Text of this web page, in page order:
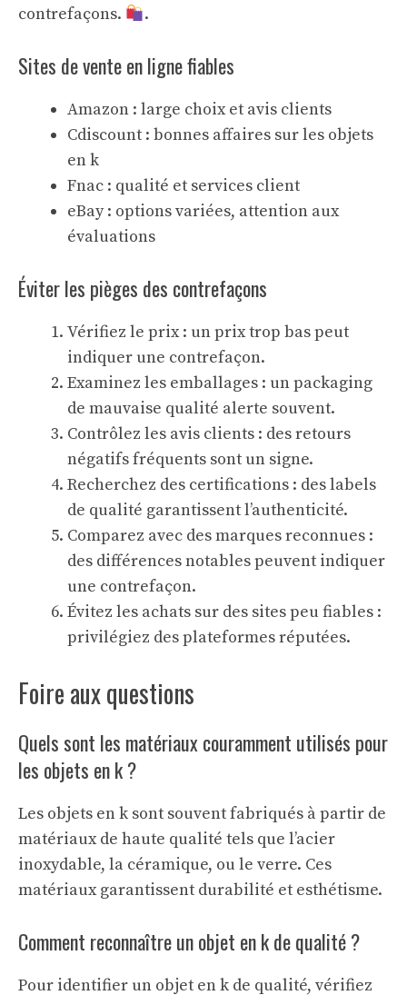
contrefaçons.
.
Sites de vente en ligne fiables
Amazon : large choix et avis clients
Cdiscount : bonnes affaires sur les objets
en k
Fnac : qualité et services client
eBay : options variées, attention aux
évaluations
Éviter les pièges des contrefaçons
Vérifiez le prix : un prix trop bas peut
indiquer une contrefaçon.
Examinez les emballages : un packaging
de mauvaise qualité alerte souvent.
Contrôlez les avis clients : des retours
négatifs fréquents sont un signe.
Recherchez des certifications : des labels
de qualité garantissent l’authenticité.
Comparez avec des marques reconnues :
des différences notables peuvent indiquer
une contrefaçon.
Évitez les achats sur des sites peu fiables :
privilégiez des plateformes réputées.
Foire aux questions
Quels sont les matériaux couramment utilisés pour
les objets en k ?
Les objets en k sont souvent fabriqués à partir de
matériaux de haute qualité tels que l’acier
inoxydable, la céramique, ou le verre. Ces
matériaux garantissent durabilité et esthétisme.
Comment reconnaître un objet en k de qualité ?
Pour identifier un objet en k de qualité, vérifiez